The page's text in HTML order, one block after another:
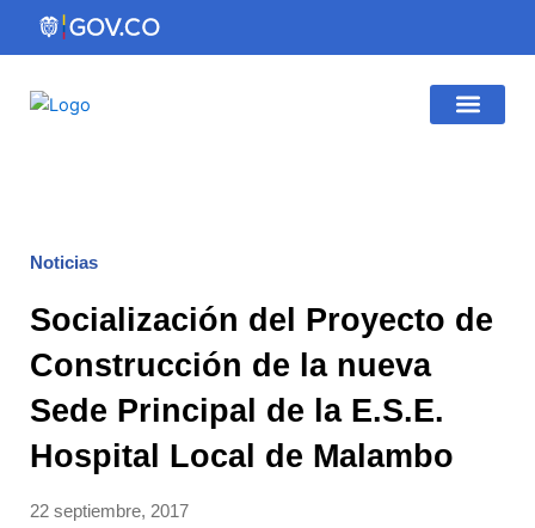
Noticias
Socialización del Proyecto de
Construcción de la nueva
Sede Principal de la E.S.E.
Hospital Local de Malambo
22 septiembre, 2017